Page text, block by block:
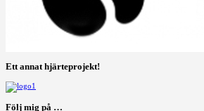
Ett annat hjärteprojekt!
Följ mig på …